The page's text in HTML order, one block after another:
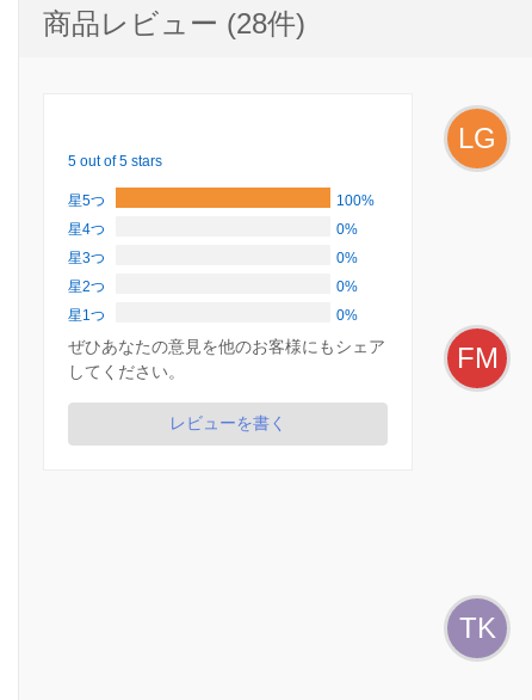
商品レビュー (28件)
5 out of 5 stars
星5つ
100%
星4つ
0%
星3つ
0%
星2つ
0%
星1つ
0%
ぜひあなたの意見を他のお客様にもシェア
してください。
レビューを書く
LG
FM
TK